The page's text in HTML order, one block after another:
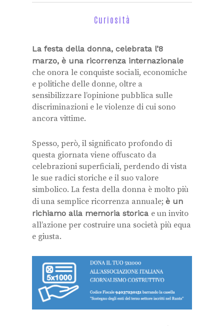
Curiosità
La festa della donna, celebrata l’8
marzo, è una ricorrenza internazionale
che onora le conquiste sociali, economiche
e politiche delle donne, oltre a
sensibilizzare l’opinione pubblica sulle
discriminazioni e le violenze di cui sono
ancora vittime.
Spesso, però, il significato profondo di
questa giornata viene offuscato da
celebrazioni superficiali, perdendo di vista
le sue radici storiche e il suo valore
simbolico. La festa della donna è molto più
di una semplice ricorrenza annuale; è un
richiamo alla memoria storica e un invito
all’azione per costruire una società più equa
e giusta.